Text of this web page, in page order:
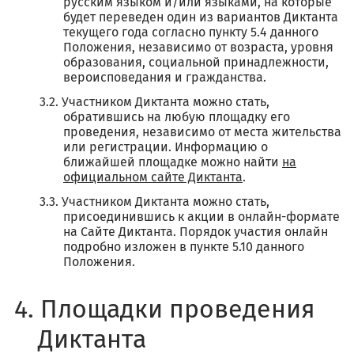
будет переведен один из вариантов Диктанта
текущего года согласно пункту 5.4 данного
Положения, независимо от возраста, уровня
образования, социальной принадлежности,
вероисповедания и гражданства.
Участником Диктанта можно стать,
обратившись на любую площадку его
проведения, независимо от места жительства
или регистрации. Информацию о
ближайшей площадке можно найти на
официальном сайте Диктанта.
Участником Диктанта можно стать,
присоединившись к акции в онлайн-формате
на Сайте Диктанта. Порядок участия онлайн
подробно изложен в пункте 5.10 данного
Положения.
Площадки проведения
Диктанта